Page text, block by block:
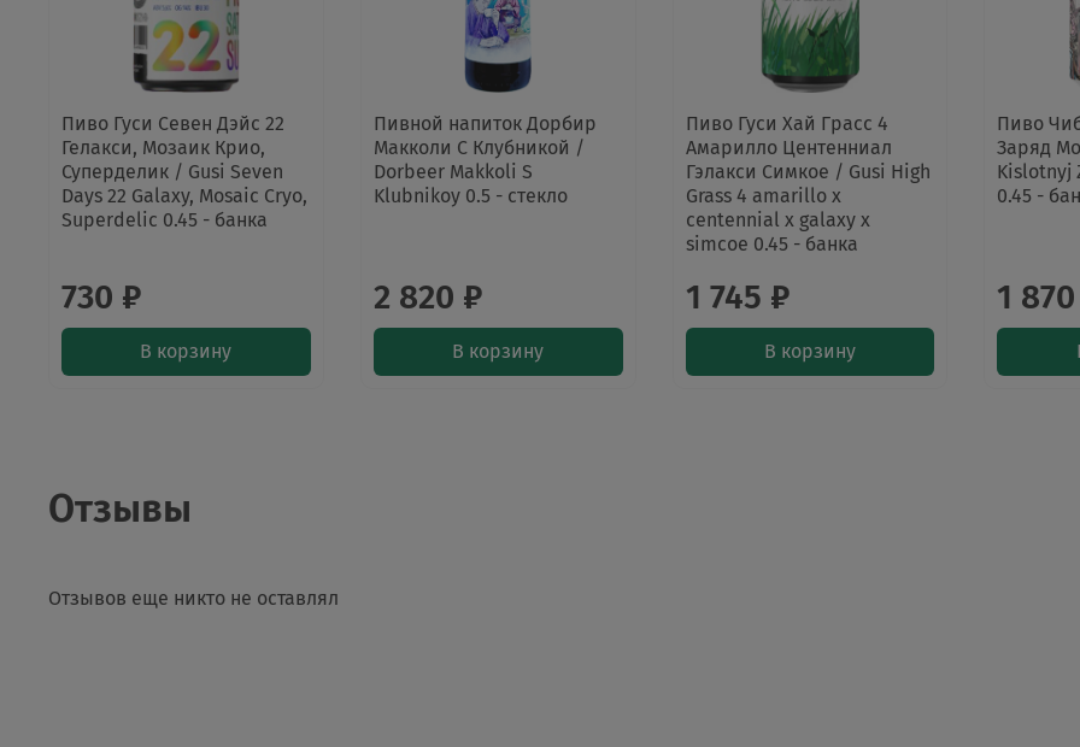
Пиво Гуси Севен Дэйс 22
Гелакси, Мозаик Крио,
Суперделик / Gusi Seven
Days 22 Galaxy, Mosaic Cryo,
Superdelic 0.45 - банка
730 ₽
В корзину
Пивной напиток Дорбир
Макколи С Клубникой /
Dorbeer Makkoli S
Klubnikoy 0.5 - стекло
2 820 ₽
В корзину
Пиво Гуси Хай Грасс 4
Амарилло Центенниал
Гэлакси Симкое / Gusi High
Grass 4 amarillo х
centennial х galaxy х
simcoe 0.45 - банка
1 745 ₽
В корзину
Пиво
Заряд
Kislotnyj
0.45 -
1
Отзывы
Отзывов еще никто не оставлял